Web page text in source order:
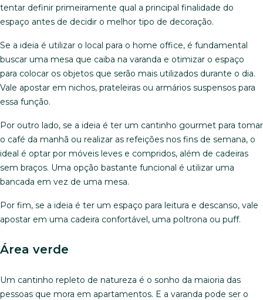
tentar definir primeiramente qual a principal finalidade do
espaço antes de decidir o melhor tipo de decoração.
Se a ideia é utilizar o local para o home office, é fundamental
buscar uma mesa que caiba na varanda e otimizar o espaço
para colocar os objetos que serão mais utilizados durante o dia.
Vale apostar em nichos, prateleiras ou armários suspensos para
essa função.
Por outro lado, se a ideia é ter um cantinho gourmet para tomar
o café da manhã ou realizar as refeições nos fins de semana, o
ideal é optar por móveis leves e compridos, além de cadeiras
sem braços. Uma opção bastante funcional é utilizar uma
bancada em vez de uma mesa.
Por fim, se a ideia é ter um espaço para leitura e descanso, vale
apostar em uma cadeira confortável, uma poltrona ou puff.
Área verde
Um cantinho repleto de natureza é o sonho da maioria das
pessoas que mora em apartamentos. E a varanda pode ser o